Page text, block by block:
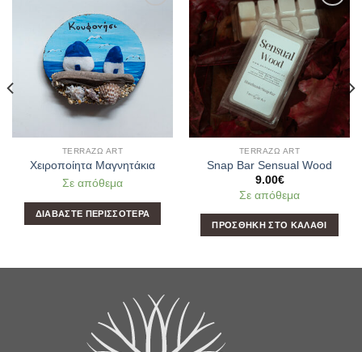
Wishlist
TERRAΖΩ ART
Χειροποίητα Μαγνητάκια
Σε απόθεμα
ΔΙΑΒΆΣΤΕ ΠΕΡΙΣΣΌΤΕΡΑ
Add to
Wishlist
TERRAΖΩ ART
Snap Bar Sensual Wood
9.00€
Σε απόθεμα
ΠΡΟΣΘΉΚΗ ΣΤΟ ΚΑΛΆΘΙ